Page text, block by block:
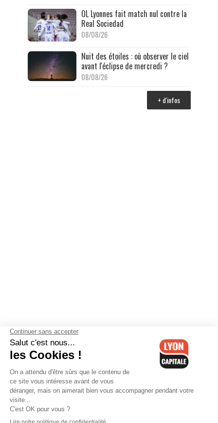
OL Lyonnes fait match nul contre la
Real Sociedad
08/08/26
Nuit des étoiles : où observer le ciel
avant l'éclipse de mercredi ?
08/08/26
+ d'infos